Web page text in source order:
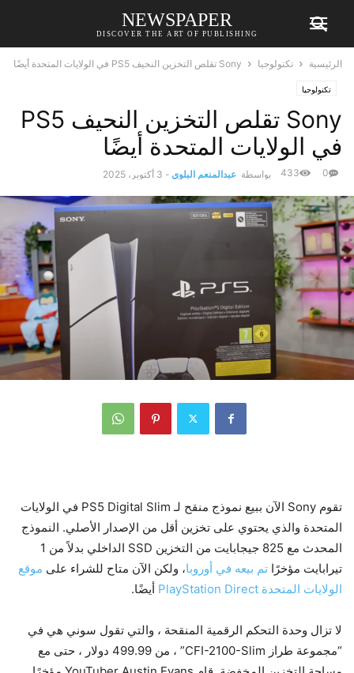
NEWSPAPER
DISCOVER THE ART OF PUBLISHING
الرئيسية تكنولوجيا Sony تقلص التخزين النحيف PS5 في الولايات المتحدة أيضًا
تكنولوجيا
Sony تقلص التخزين النحيف PS5
في الولايات المتحدة أيضًا
بواسطة عبدالمنعم البلوي - 3 أكتوبر، 2025 0
433
تقوم Sony الآن ببيع نموذج منقح لـ PS5 Digital Slim في الولايات
المتحدة والذي يحتوي على تخزين أقل من الإصدار الأصلي. النموذج
المحدث مع 825 جيجابايت من التخزين SSD الداخلي بدلاً من 1
تيرابايت مؤخرًا تم بيعه في أوروبا، ولكن الآن متاح للشراء على موقع
الولايات المتحدة PlayStation Direct
أيضًا.
لا تزال وحدة التحكم الرقمية المنقحة ، والتي تقول سوني هي في
“مجموعة طراز CFI-2100-Slim” ، من 499.99 دولار ، حتى مع